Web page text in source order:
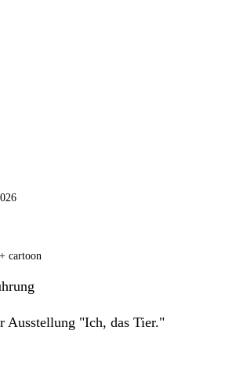
cartoon
Ausstellung "Ich, das Tier."